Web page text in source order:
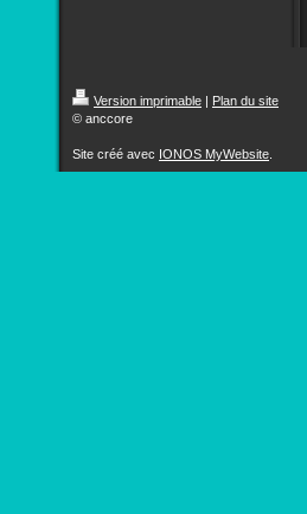
Version imprimable | Plan du site
© anccore
Site créé avec IONOS MyWebsite